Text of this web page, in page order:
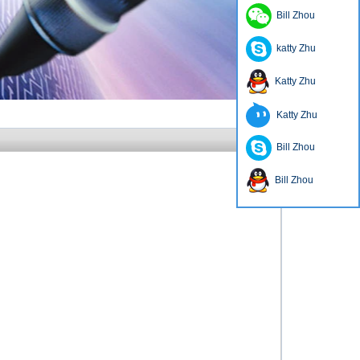
Bill Zhou
katty Zhu
Katty Zhu
Katty Zhu
Bill Zhou
Bill Zhou